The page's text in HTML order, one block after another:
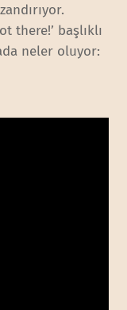
there!’ başlıklı
neler oluyor: